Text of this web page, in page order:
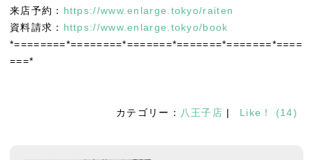
来店予約： https://www.enlarge.tokyo/raiten
資料請求： https://www.enlarge.tokyo/book
*========*========*=======*=======*=======*====
===*
カテゴリー： 八王子店 | Like！ (14)